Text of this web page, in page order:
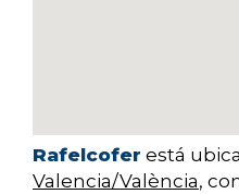
Rafelcofer está
Valencia/València,